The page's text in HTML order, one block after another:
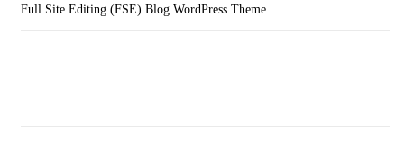
Full Site Editing (FSE) Blog WordPress Theme